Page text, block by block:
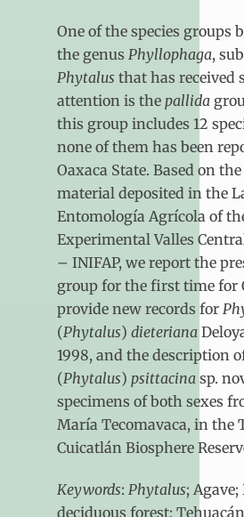
One of the species groups
the genus Phyllophaga,
Phytalus that has received
attention is the pallida
this group includes 12
none of them has been
Oaxaca State. Based on
material deposited in the
Entomología Agrícola of
Experimental Valles
– INIFAP, we report the
group for the first time for
provide new records for
(Phytalus) dieteriana
1998, and the description
(Phytalus) psittacina sp.
specimens of both sexes
María Tecomavaca, in the
Cuicatlán Biosphere
Keywords: Phytalus;
deciduous forest;